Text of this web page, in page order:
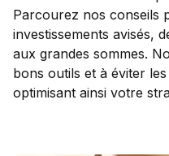
Parcourez nos conseils
investissements avisés,
aux grandes sommes.
bons outils et à éviter
optimisant ainsi votre